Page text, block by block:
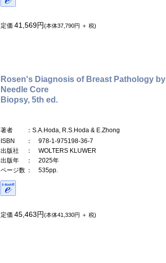
定価 41,569円(本体37,790円 ＋ 税)
Rosen's Diagnosis of Breast Pathology by
Needle Core
Biopsy, 5th ed.
著者
：S.A.Hoda, R.S.Hoda & E.Zhong
ISBN
： 978-1-975198-36-7
出版社
： WOLTERS KLUWER
出版年
： 2025年
ページ数 ： 535pp.
定価 45,463円(本体41,330円 ＋ 税)